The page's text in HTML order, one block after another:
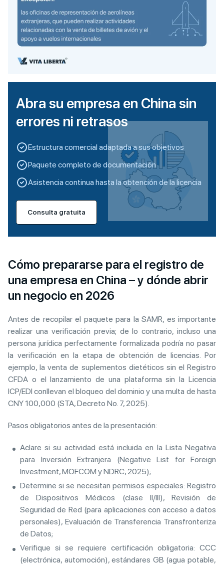
Abra su empresa en China sin
errores ni retrasos
Estructura comercial adaptada a sus objetivos
Paquete completo de documentación
Asistencia continua hasta la obtención de la licencia
Consulta gratuita
Cómo prepararse para el registro de
una empresa en China – y dónde abrir
un negocio en 2026
Antes de recopilar el paquete para la SAMR, es importante
realizar una verificación previa; de lo contrario, incluso una
persona jurídica perfectamente formalizada podría no pasar
la verificación en la etapa de obtención de licencias. Por
ejemplo, la venta de suplementos dietéticos sin el Registro
CFDA o el lanzamiento de una plataforma sin la Licencia
ICP/EDI conllevan el bloqueo del dominio y una multa de hasta
CNY 100,000 (STA, Decreto No. 7, 2025).
Pasos obligatorios antes de la presentación:
Aclare si su actividad está incluida en la Lista Negativa
para Inversión Extranjera (Negative List for Foreign
Investment, MOFCOM y NDRC, 2025);
Determine si se necesitan permisos especiales: Registro
de Dispositivos Médicos (clase II/III), Revisión de
Seguridad de Red (para aplicaciones con acceso a datos
personales), Evaluación de Transferencia Transfronteriza
de Datos;
Verifique si se requiere certificación obligatoria: CCC
(electrónica, automoción), estándares GB (agua potable,